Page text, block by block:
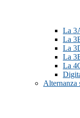
La
La
La
La
La
Alternanza